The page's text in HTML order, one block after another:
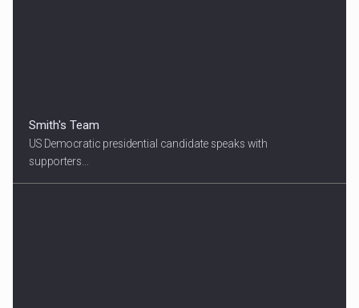
Smith's Team
US Democratic presidential candidate speaks with
supporters...